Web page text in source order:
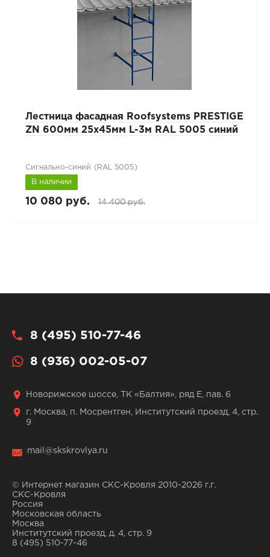
Лестница фасадная Roofsystems PRESTIGE
ZN 600мм 25х45мм L-3м RAL 5005 синий
Сигнально-синий (RAL 5005)
В наличии
10 080 руб. 14 400 руб.
8 (495) 510-77-46
8 (936) 002-05-07
Новорижское шоссе, ТК «Балтия», ряд Е, пав. 6
г. Москва, п. Мосрентген, Институтский проезд, 4, стр.
9
mail@skskrovlya.ru
© Интернет магазин СКС-Кровля 2010-2026 г.г.
СКС-Кровля
Россия
Московская область
Москва
Институтский проезд, д. 4, стр. 9
8 (495) 510-77-46